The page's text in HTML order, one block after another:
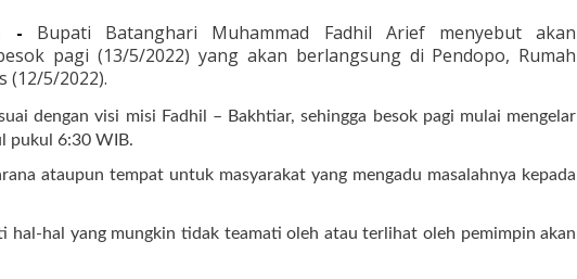
- Bupati Batanghari Muhammad Fadhil Arief menyebut akan
pagi (13/5/2022) yang akan berlangsung di Pendopo, Rumah
(12/5/2022).
dengan visi misi Fadhil – Bakhtiar, sehingga besok pagi mulai mengelar
pukul 6:30 WIB.
ataupun tempat untuk masyarakat yang mengadu masalahnya kepada
hal-hal yang mungkin tidak teamati oleh atau terlihat oleh pemimpin akan